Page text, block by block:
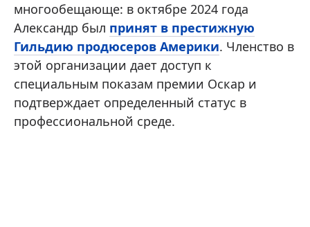
многообещающе: в октябре 2024 года
Александр был принят в престижную
Гильдию продюсеров Америки. Членство в
этой организации дает доступ к
специальным показам премии Оскар и
подтверждает определенный статус в
профессиональной среде.